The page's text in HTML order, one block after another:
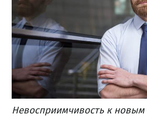
Невосприимчивость к